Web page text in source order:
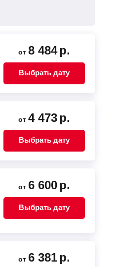
от 8 484р.
Выбрать дату
от 4 473р.
Выбрать дату
от 6 600р.
Выбрать дату
от 6 381р.